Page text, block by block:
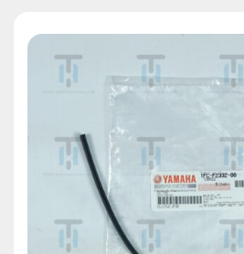
Không có sản phẩm nào